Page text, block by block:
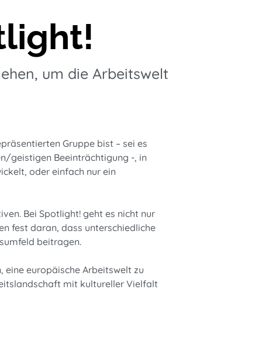
um die Arbeitswelt
Gruppe bist – sei es
geistigen Beeinträchtigung -, in
oder einfach nur ein
Bei Spotlight! geht es nicht nur
fest daran, dass unterschiedliche
beitragen.
eine europäische Arbeitswelt zu
mit kultureller Vielfalt